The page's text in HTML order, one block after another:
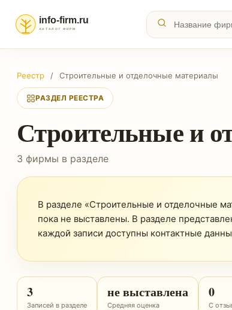
Реестр / Строительные и отделочные материалы
РАЗДЕЛ РЕЕСТРА
Строительные и
3 фирмы в разделе
В разделе «Строительные и отделочные
пока не выставлены. В разделе
каждой записи доступны контактные
Записей в разделе
3
Средняя оценка
не выставлена
С
0